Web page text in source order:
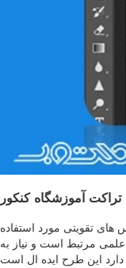
آموزشگاه کنکور
های تقویتی مورد استفاده
علمی مرتبط است و نیاز به